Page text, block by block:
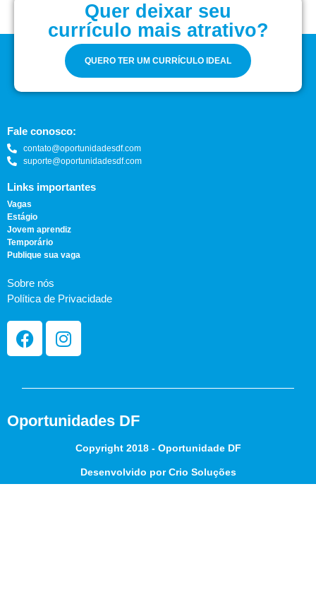
Quer deixar seu
currículo mais atrativo?
QUERO TER UM CURRÍCULO IDEAL
Fale conosco:
contato@oportunidadesdf.com
suporte@oportunidadesdf.com
Links importantes
Vagas
Estágio
Jovem aprendiz
Temporário
Publique sua vaga
Sobre nós
Política de Privacidade
Oportunidades DF
Copyright 2018 - Oportunidade DF
Desenvolvido por Crio Soluções